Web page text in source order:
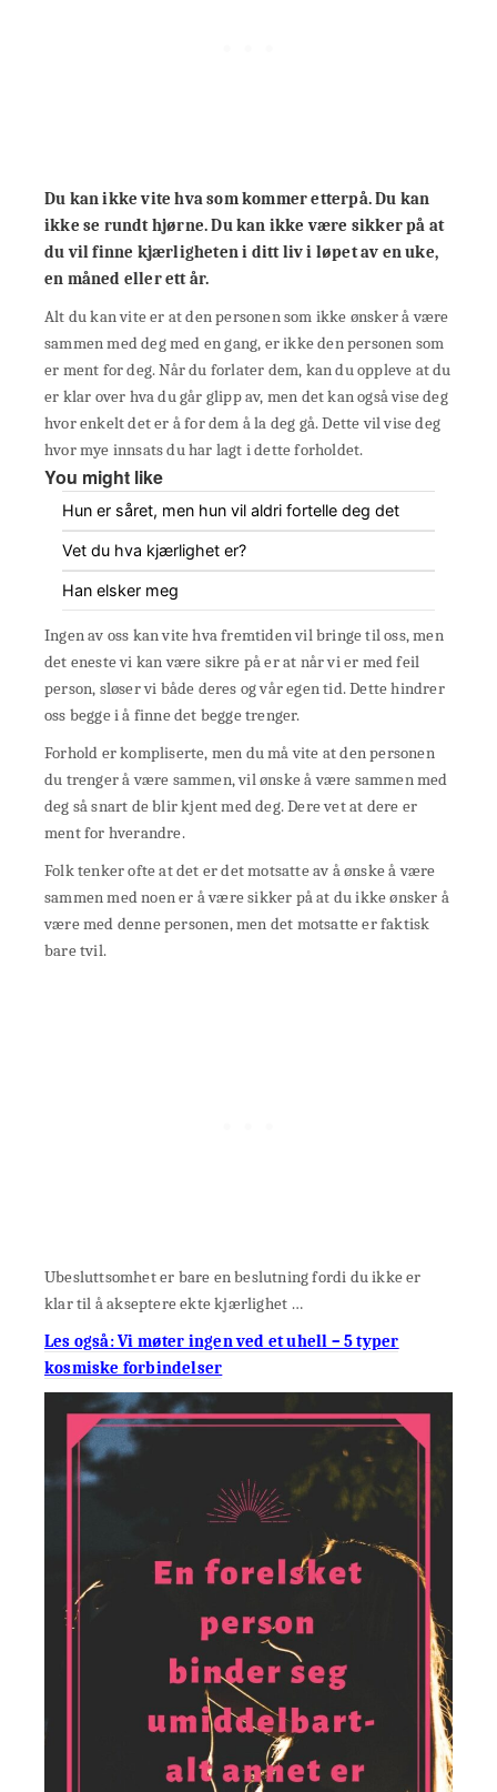
Du kan ikke vite hva som kommer etterpå. Du kan
ikke se rundt hjørne. Du kan ikke være sikker på at
du vil finne kjærligheten i ditt liv i løpet av en uke,
en måned eller ett år.
Alt du kan vite er at den personen som ikke ønsker å være
sammen med deg med en gang, er ikke den personen som
er ment for deg. Når du forlater dem, kan du oppleve at du
er klar over hva du går glipp av, men det kan også vise deg
hvor enkelt det er å for dem å la deg gå. Dette vil vise deg
hvor mye innsats du har lagt i dette forholdet.
You might like
Hun er såret, men hun vil aldri fortelle deg det
Vet du hva kjærlighet er?
Han elsker meg
Ingen av oss kan vite hva fremtiden vil bringe til oss, men
det eneste vi kan være sikre på er at når vi er med feil
person, sløser vi både deres og vår egen tid. Dette hindrer
oss begge i å finne det begge trenger.
Forhold er kompliserte, men du må vite at den personen
du trenger å være sammen, vil ønske å være sammen med
deg så snart de blir kjent med deg. Dere vet at dere er
ment for hverandre.
Folk tenker ofte at det er det motsatte av å ønske å være
sammen med noen er å være sikker på at du ikke ønsker å
være med denne personen, men det motsatte er faktisk
bare tvil.
Ubesluttsomhet er bare en beslutning fordi du ikke er
klar til å akseptere ekte kjærlighet …
Les også: Vi møter ingen ved et uhell – 5 typer
kosmiske forbindelser